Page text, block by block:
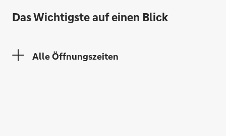
Das Wichtigste auf einen Blick
Alle Öffnungszeiten